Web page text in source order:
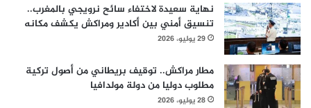
نهاية سعيدة لاختفاء سائح نرويجي بالمغرب..
تنسيق أمني بين أكادير ومراكش يكشف مكانه
29 يوليو، 2026
مطار مراكش.. توقيف بريطاني من أصول تركية
مطلوب دوليا من دولة مولدافيا
28 يوليو، 2026